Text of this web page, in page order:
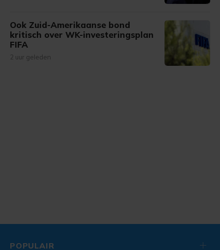
Ook Zuid-Amerikaanse bond
kritisch over WK-investeringsplan
FIFA
2 uur geleden
POPULAIR